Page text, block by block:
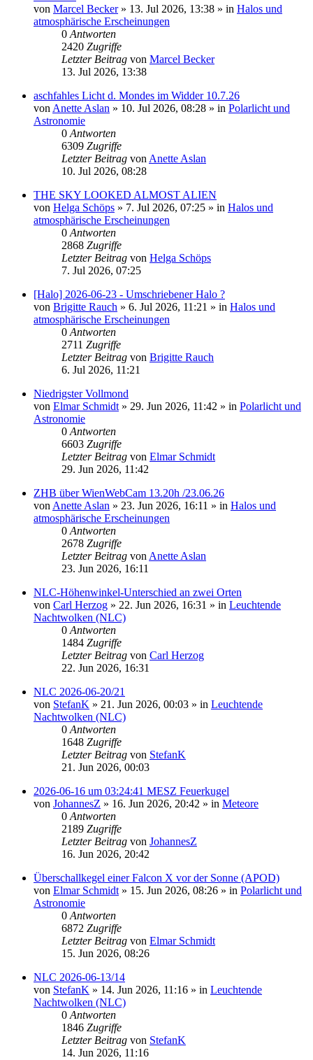
von Marcel Becker» 13. Jul 2026, 13:38 » in Halos und
atmosphärische Erscheinungen
0 Antworten
2420 Zugriffe
Letzter Beitrag von Marcel Becker
13. Jul 2026, 13:38
aschfahles Licht d. Mondes im Widder 10.7.26
von Anette Aslan » 10. Jul 2026, 08:28 » in Polarlicht und
Astronomie
0 Antworten
6309 Zugriffe
Letzter Beitrag von Anette Aslan
10. Jul 2026, 08:28
THE SKY LOOKED ALMOST ALIEN
von Helga Schöps » 7. Jul 2026, 07:25 » in Halos und
atmosphärische Erscheinungen
0 Antworten
2868 Zugriffe
Letzter Beitrag von Helga Schöps
7. Jul 2026, 07:25
[Halo] 2026-06-23 - Umschriebener Halo ?
von Brigitte Rauch » 6. Jul 2026, 11:21 » in Halos und
atmosphärische Erscheinungen
0 Antworten
2711 Zugriffe
Letzter Beitrag von Brigitte Rauch
6. Jul 2026, 11:21
Niedrigster Vollmond
von Elmar Schmidt » 29. Jun 2026, 11:42 » in Polarlicht und
Astronomie
0 Antworten
6603 Zugriffe
Letzter Beitrag von Elmar Schmidt
29. Jun 2026, 11:42
ZHB über WienWebCam 13.20h /23.06.26
von Anette Aslan » 23. Jun 2026, 16:11 » in Halos und
atmosphärische Erscheinungen
0 Antworten
2678 Zugriffe
Letzter Beitrag von Anette Aslan
23. Jun 2026, 16:11
NLC-Höhenwinkel-Unterschied an zwei Orten
von Carl Herzog » 22. Jun 2026, 16:31 » in Leuchtende
Nachtwolken (NLC)
0 Antworten
1484 Zugriffe
Letzter Beitrag von Carl Herzog
22. Jun 2026, 16:31
NLC 2026-06-20/21
von StefanK » 21. Jun 2026, 00:03 » in Leuchtende
Nachtwolken (NLC)
0 Antworten
1648 Zugriffe
Letzter Beitrag von StefanK
21. Jun 2026, 00:03
2026-06-16 um 03:24:41 MESZ Feuerkugel
von JohannesZ » 16. Jun 2026, 20:42 » in Meteore
0 Antworten
2189 Zugriffe
Letzter Beitrag von JohannesZ
16. Jun 2026, 20:42
Überschallkegel einer Falcon X vor der Sonne (APOD)
von Elmar Schmidt » 15. Jun 2026, 08:26 » in Polarlicht und
Astronomie
0 Antworten
6872 Zugriffe
Letzter Beitrag von Elmar Schmidt
15. Jun 2026, 08:26
NLC 2026-06-13/14
von StefanK » 14. Jun 2026, 11:16 » in Leuchtende
Nachtwolken (NLC)
0 Antworten
1846 Zugriffe
Letzter Beitrag von StefanK
14. Jun 2026, 11:16